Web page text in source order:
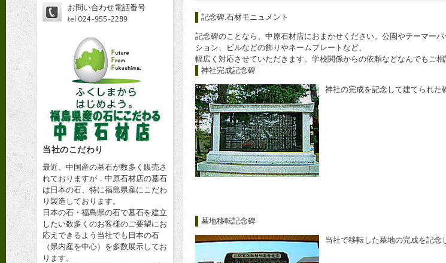
記念碑,石材モニュメント
記念碑のことなら、中原石材店におまかせください。公園やテーマー
ション、ビルなどの飾りやネームプレートなど、
幅広く対応させていただきます。学校関係からの依頼などなんでもご相
神社完成記念碑
神社の完成を記念して建てられた
墓地移転記念碑
当社で移転した墓地の完成を記念
お問い合わせ電話番号
tel 024-955-2289
当社のこだわり
最近、中国産の墓石が数多く販売さ
れておりますが．中原石材店の墓石
は日本の石、特に福島県産にこだわ
り製造しております。
日本の石・福島県の石で墓石を建立
したい数多くのお客様のご要望にお
応えできるよう当社でも日本の石
（県内産を中心）を多数展示してお
ります。